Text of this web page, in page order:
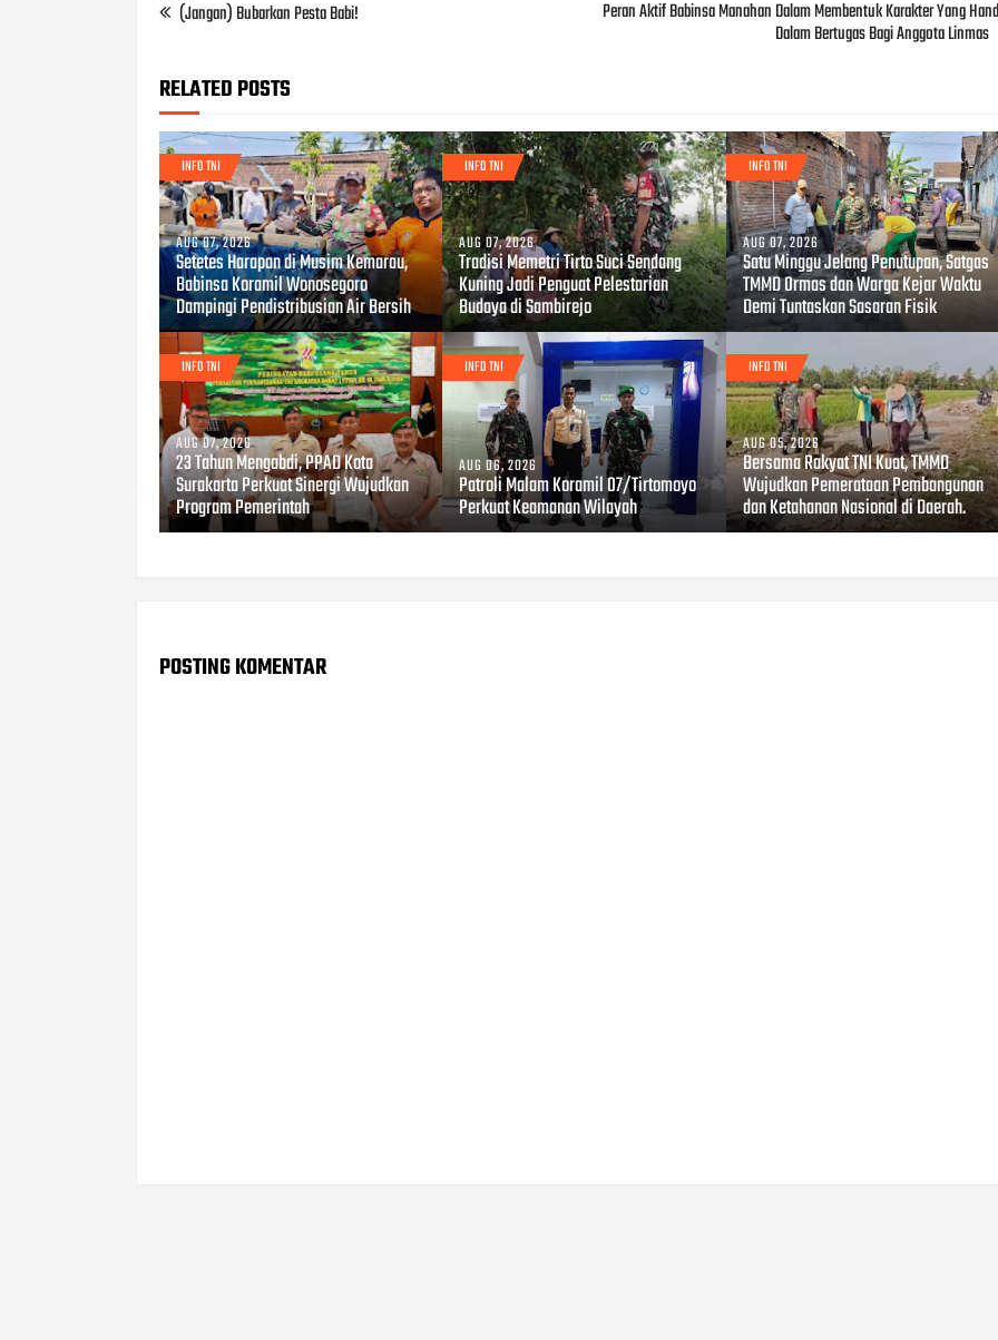
(Jangan) Bubarkan Pesta Babi! Peran Aktif Babinsa Manahan Dalam Membentuk Karakter Yang
Dalam Bertugas Bagi Anggota Linmas
RELATED POSTS
INFO TNI
AUG 07, 2026
Setetes Harapan di Musim Kemarau,
Babinsa Koramil Wonosegoro
Dampingi Pendistribusian Air Bersih
INFO TNI
AUG 07, 2026
Tradisi Memetri Tirto Suci Sendang
Kuning Jadi Penguat Pelestarian
Budaya di Sambirejo
INFO TNI
AUG 07, 2026
Satu Minggu Jelang Penutupan, Satgas
TMMD Ormas dan Warga Kejar Waktu
Demi Tuntaskan Sasaran Fisik
INFO TNI
AUG 07, 2026
23 Tahun Mengabdi, PPAD Kota
Surakarta Perkuat Sinergi Wujudkan
Program Pemerintah
INFO TNI
AUG 06, 2026
Patroli Malam Koramil 07/Tirtomoyo
Perkuat Keamanan Wilayah
INFO TNI
AUG 05, 2026
Bersama Rakyat TNI Kuat, TMMD
Wujudkan Pemerataan Pembangunan
dan Ketahanan Nasional di Daerah.
POSTING KOMENTAR